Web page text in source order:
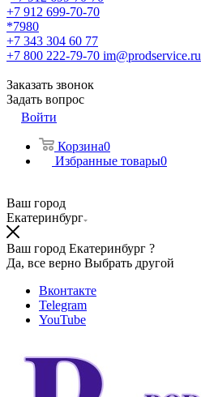
+7 912 699-70-70
*7980
+7 343 304 60 77
+7 800 222-79-70 im@prodservice.ru
Заказать звонок
Задать вопрос
Войти
Корзина0
Избранные товары0
Ваш город
Екатеринбург
Ваш город Екатеринбург ?
Да, все верно Выбрать другой
Вконтакте
Telegram
YouTube